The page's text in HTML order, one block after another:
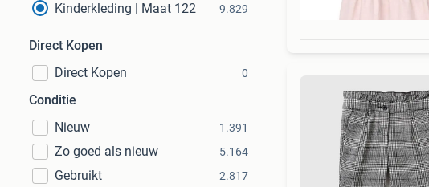
Kinderkleding | Maat 122
9.829
Direct Kopen
Direct Kopen
0
Conditie
Nieuw
1.391
Zo goed als nieuw 5.164
Gebruikt 2.817